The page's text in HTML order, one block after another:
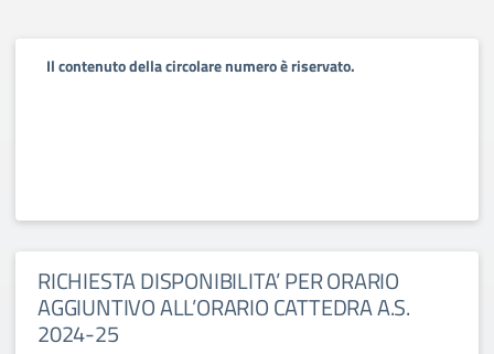
Il contenuto della circolare numero è riservato.
RICHIESTA DISPONIBILITA’ PER ORARIO
AGGIUNTIVO ALL’ORARIO CATTEDRA A.S.
2024-25